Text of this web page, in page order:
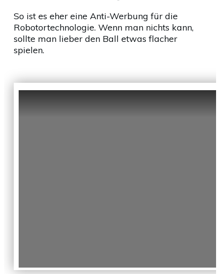
So ist es eher eine Anti-Werbung für die
Robotortechnologie. Wenn man nichts kann,
sollte man lieber den Ball etwas flacher
spielen.